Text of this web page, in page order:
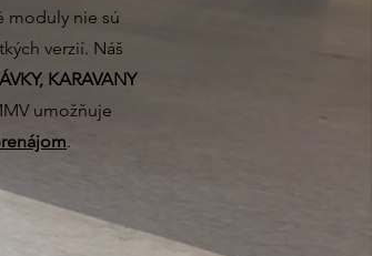
moduly nie sú
verzií. Náš
KARAVANY
umožňuje
.